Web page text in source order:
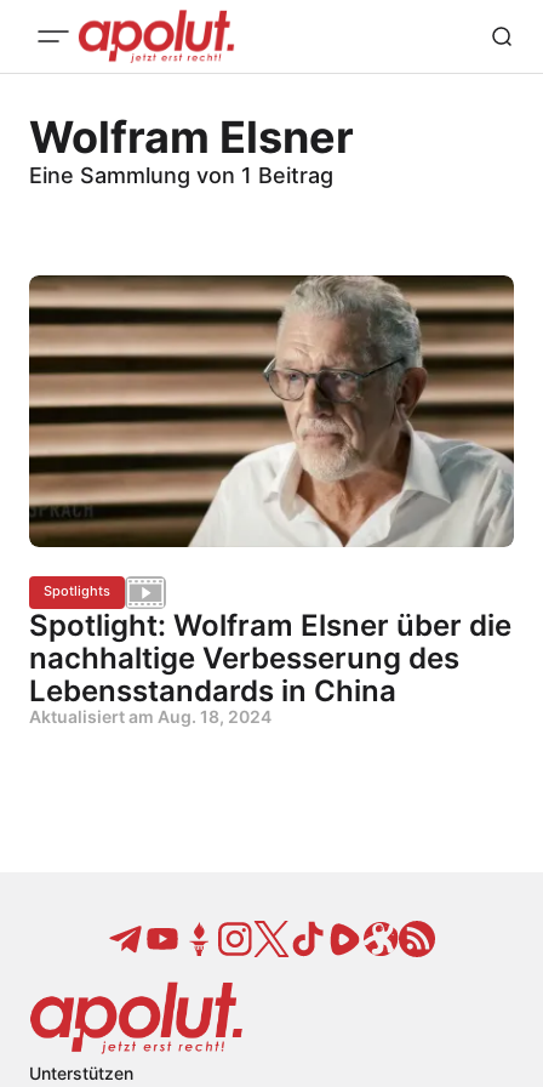
Wolfram Elsner
Eine Sammlung von 1 Beitrag
Spotlights
Spotlight: Wolfram Elsner über die
nachhaltige Verbesserung des
Lebensstandards in China
Aktualisiert am Aug. 18, 2024
Unterstützen